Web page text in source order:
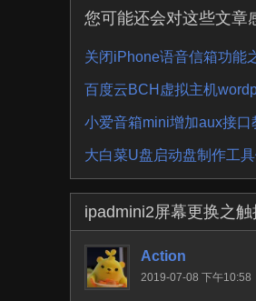
您可能还会对这些文章
关闭iPhone语音信箱功能
百度云BCH虚拟主机
小爱音箱mini增加aux接
大白菜U盘启动盘制作工
ipadmini2屏幕更换之触
Action
2019-07-08 下午10:58